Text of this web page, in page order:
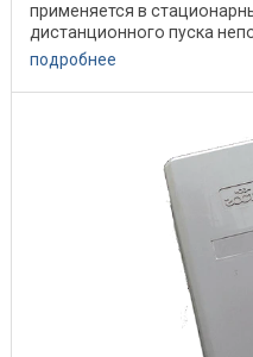
применяется в
дистанционного пуска
к сети, ...
подробнее